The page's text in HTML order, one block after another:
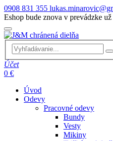
0908 831 355
Eshop bude znova v prevádzke
Účet
0 €
Úvod
Odevy
Pracovné odevy
Bundy
Vesty
Mikiny